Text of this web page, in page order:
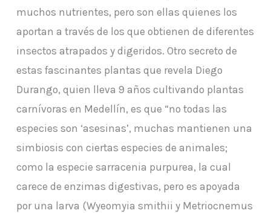
muchos nutrientes, pero son ellas quienes los
aportan a través de los que obtienen de diferentes
insectos atrapados y digeridos. Otro secreto de
estas fascinantes plantas que revela Diego
Durango, quien lleva 9 años cultivando plantas
carnívoras en Medellín, es que “no todas las
especies son ‘asesinas’, muchas mantienen una
simbiosis con ciertas especies de animales;
como la especie sarracenia purpurea, la cual
carece de enzimas digestivas, pero es apoyada
por una larva (Wyeomyia smithii y Metriocnemus